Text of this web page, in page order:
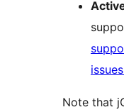
Note that